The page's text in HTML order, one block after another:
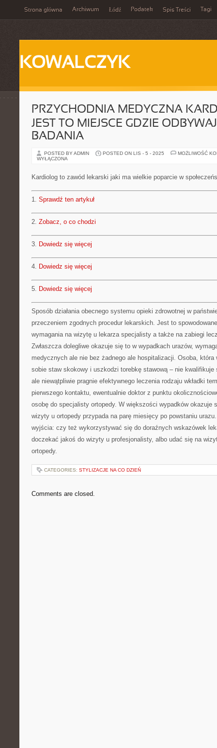
Strona główna Archiwum Łódź Podatek Spis Treści Tagi
KOWALCZYK
PRZYCHODNIA MEDYCZNA
JEST TO MIEJSCE GDZIE
BADANIA
POSTED BY ADMIN POSTED ON LIS - 5 - 2025
MOŻLIWOŚĆ
WYŁĄCZONA
Kardiolog to zawód lekarski jaki ma wielkie poparcie w
1. Sprawdź ten artykuł
2. Zobacz, o co chodzi
3. Dowiedz się więcej
4. Dowiedz się więcej
5. Dowiedz się więcej
Sposób działania obecnego systemu opieki zdrowotnej w
przeczeniem zgodnych procedur lekarskich. Jest to
wymagania na wizytę u lekarza specjalisty a także na zabiegi
Zwłaszcza dolegliwe okazuje się to w wypadkach urazów,
medycznych ale nie bez żadnego ale hospitalizacji. Osoba,
sobie staw skokowy i uszkodzi torebkę stawową – nie
ale niewątpliwie pragnie efektywnego leczenia rodzaju wkładki
pierwszego kontaktu, ewentualnie doktor z punktu
osobę do specjalisty ortopedy. W większości wypadków okazuje
wizyty u ortopedy przypada na parę miesięcy po powstaniu
wyjścia: czy też wykorzystywać się do doraźnych wskazówek
doczekać jakoś do wizyty u profesjonalisty, albo udać się na
ortopedy.
CATEGORIES: STYLIZACJE NA CO DZIEŃ
Comments are closed.